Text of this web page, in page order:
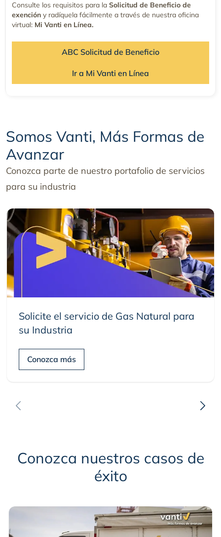
Consulte los requisitos para la Solicitud de Beneficio de
exención y radíquela fácilmente a través de nuestra oficina
virtual: Mi Vanti en Línea.
ABC Solicitud de Beneficio
Ir a Mi Vanti en Línea
Somos Vanti, Más Formas de
Avanzar
Conozca parte de nuestro portafolio de servicios
para su industria
Solicite el servicio de Gas Natural para
su Industria
Conozca más
Conozca nuestros casos de
éxito